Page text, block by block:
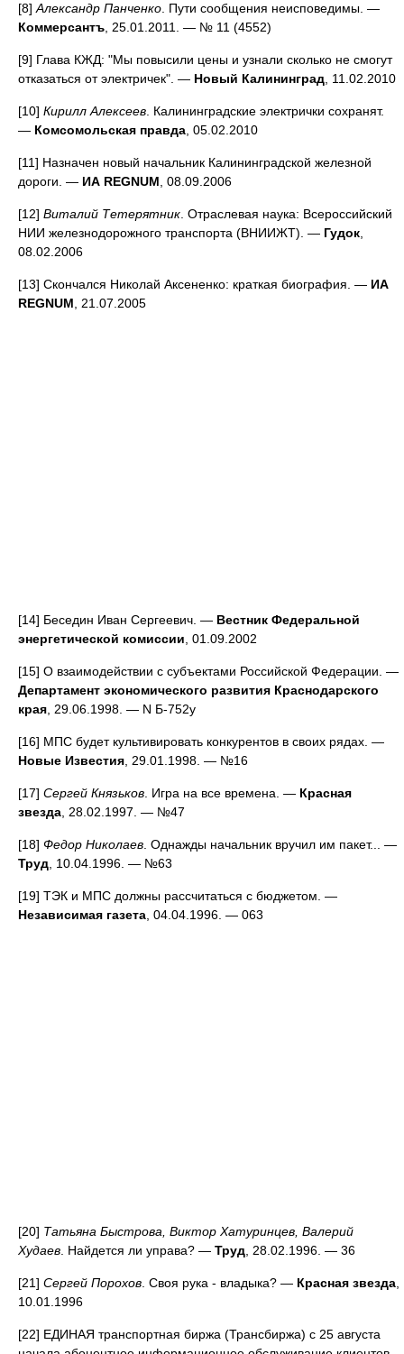
[8] Александр Панченко . Пути сообщения неисповедимы. —
Коммерсантъ , 25.01.2011. — № 11 (4552)
[9] Глава КЖД: "Мы повысили цены и узнали сколько не смогут
отказаться от электричек". — Новый Калининград , 11.02.2010
[10] Кирилл Алексеев . Калининградские электрички сохранят.
— Комсомольская правда , 05.02.2010
[11] Назначен новый начальник Калининградской железной
дороги. — ИА REGNUM , 08.09.2006
[12] Виталий Тетерятник . Отраслевая наука: Всероссийский
НИИ железнодорожного транспорта (ВНИИЖТ). — Гудок
08.02.2006
[13] Скончался Николай Аксененко: краткая биография. — ИА
REGNUM , 21.07.2005
[14] Беседин Иван Сергеевич. — Вестник Федеральной
энергетической комиссии , 01.09.2002
[15] О взаимодействии с субъектами Российской Федерации. —
Департамент экономического развития Краснодарского
края , 29.06.1998. — N Б-752у
[16] МПС будет культивировать конкурентов в своих рядах. —
Новые Известия , 29.01.1998. — №16
[17] Сергей Князьков . Игра на все времена. — Красная
звезда , 28.02.1997. — №47
[18] Федор Николаев . Однажды начальник вручил им пакет... —
Труд , 10.04.1996. — №63
[19] ТЭК и МПС должны рассчитаться с бюджетом. —
Независимая газета , 04.04.1996. — 063
[20] Татьяна Быстрова, Виктор Хатуринцев, Валерий
Худаев . Найдется ли управа? — Труд , 28.02.1996. — 36
[21] Сергей Порохов . Своя рука - владыка? — Красная звезда
10.01.1996
[22] ЕДИНАЯ транспортная биржа (Трансбиржа) с 25 августа